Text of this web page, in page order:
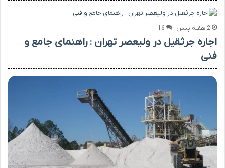
2 هفته پیش 16
اجاره جرثقیل در ولیعصر تهران : راهنمای جامع و
فنی